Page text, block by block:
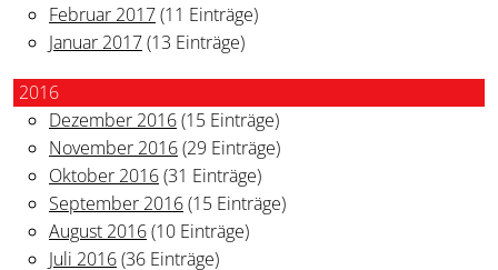
Februar 2017(11 Einträge)
Januar 2017(13 Einträge)
2016
Dezember 2016(15 Einträge)
November 2016(29 Einträge)
Oktober 2016(31 Einträge)
September 2016(15 Einträge)
August 2016(10 Einträge)
Juli 2016(36 Einträge)